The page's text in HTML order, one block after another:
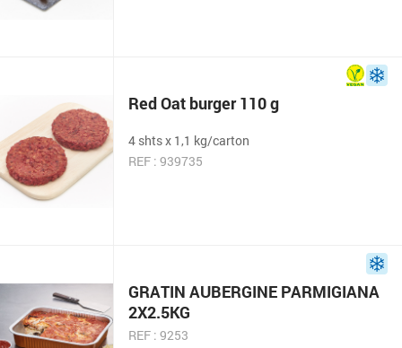
Red Oat burger 110 g
4 shts x 1,1 kg/carton
REF : 939735
GRATIN AUBERGINE PARMIGIANA
2X2.5KG
REF : 9253